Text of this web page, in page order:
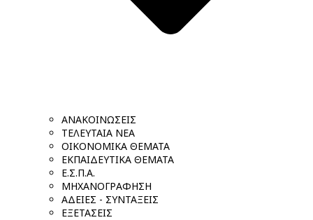
ΑΝΑΚΟΙΝΩΣΕΙΣ
ΤΕΛΕΥΤΑΙΑ ΝΕΑ
ΟΙΚΟΝΟΜΙΚΑ ΘΕΜΑΤΑ
ΕΚΠΑΙΔΕΥΤΙΚΑ ΘΕΜΑΤΑ
Ε.Σ.Π.Α.
ΜΗΧΑΝΟΓΡΑΦΗΣΗ
ΑΔΕΙΕΣ - ΣΥΝΤΑΞΕΙΣ
ΕΞΕΤΑΣΕΙΣ